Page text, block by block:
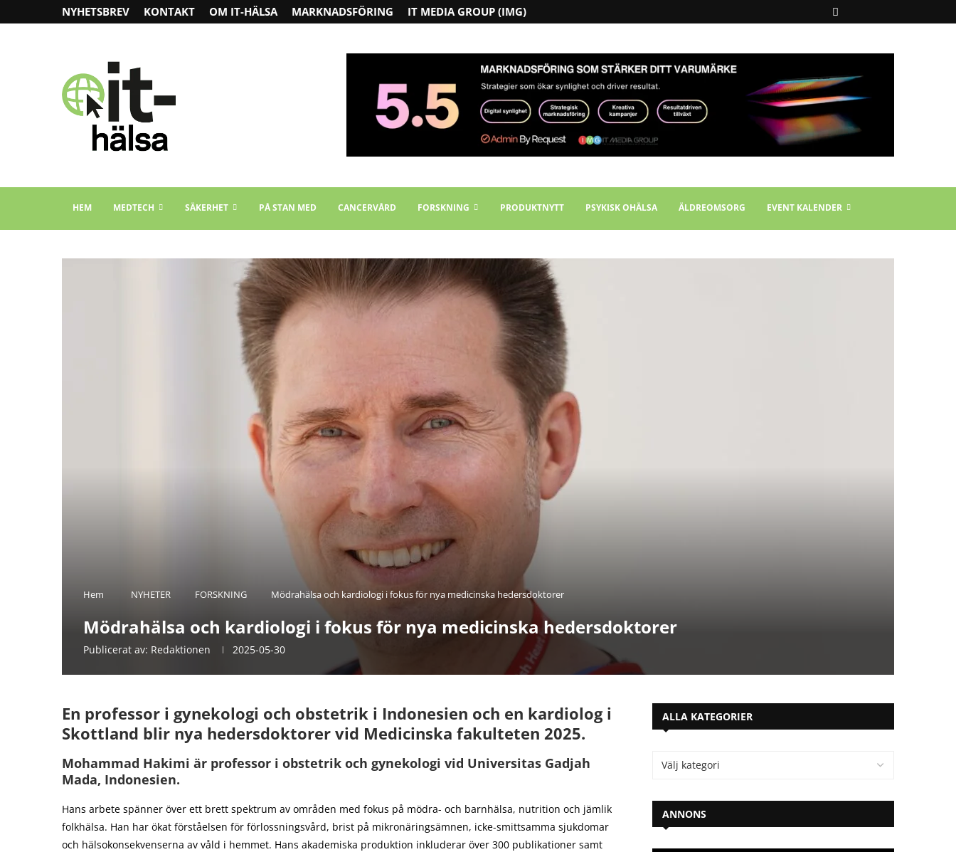
NYHETSBREV KONTAKT OM IT-HÄLSA MARKNADSFÖRING IT MEDIA GROUP (IMG)
HEM MEDTECH SÄKERHET PÅ STAN MED CANCERVÅRD FORSKNING PRODUKTNYTT PSYKISK OHÄLSA ÄLDREOMSORG EVENT KALENDER
Hem NYHETER FORSKNING Mödrahälsa och kardiologi i fokus för nya medicinska hedersdoktorer
Mödrahälsa och kardiologi i fokus för nya medicinska hedersdoktorer
Publicerat av: Redaktionen 2025-05-30
En professor i gynekologi och obstetrik i Indonesien och en kardiolog i
Skottland blir nya hedersdoktorer vid Medicinska fakulteten 2025.
Mohammad Hakimi är professor i obstetrik och gynekologi vid Universitas Gadjah
Mada, Indonesien.
Hans arbete spänner över ett brett spektrum av områden med fokus på mödra- och barnhälsa, nutrition och jämlik
folkhälsa. Han har ökat förståelsen för förlossningsvård, brist på mikronäringsämnen, icke-smittsamma sjukdomar
och hälsokonsekvenserna av våld i hemmet. Hans akademiska produktion inkluderar över 300 publikationer samt
ALLA KATEGORIER
ANNONS